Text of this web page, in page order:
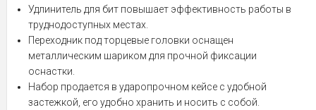
Удлинитель для бит повышает эффективность работы в
труднодоступных местах.
Переходник под торцевые головки оснащен
металлическим шариком для прочной фиксации
оснастки.
Набор продается в ударопрочном кейсе с удобной
застежкой, его удобно хранить и носить с собой.